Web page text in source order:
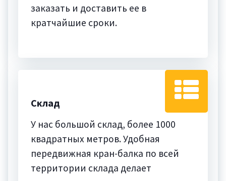
заказать и доставить ее в
кратчайшие сроки.
Склад
У нас большой склад, более 1000
квадратных метров. Удобная
передвижная кран-балка по всей
территории склада делает